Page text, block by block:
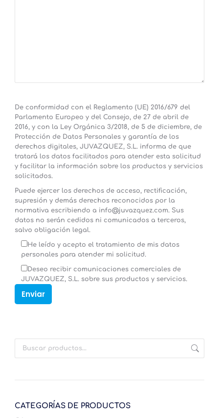
De conformidad con el Reglamento (UE) 2016/679 del
Parlamento Europeo y del Consejo, de 27 de abril de
2016, y con la Ley Orgánica 3/2018, de 5 de diciembre, de
Protección de Datos Personales y garantía de los
derechos digitales, JUVAZQUEZ, S.L. informa de que
tratará los datos facilitados para atender esta solicitud
y facilitar la información sobre los productos y servicios
solicitados.
Puede ejercer los derechos de acceso, rectificación,
supresión y demás derechos reconocidos por la
normativa escribiendo a info@juvazquez.com. Sus
datos no serán cedidos ni comunicados a terceros,
salvo obligación legal.
He leído y acepto el tratamiento de mis datos
personales para atender mi solicitud.
Deseo recibir comunicaciones comerciales de
JUVAZQUEZ, S.L. sobre sus productos y servicios.
CATEGORÍAS DE PRODUCTOS